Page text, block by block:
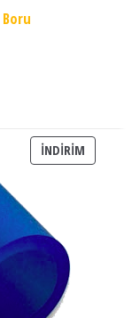
fiyat: ₺ 6.606,00.
İNDIRIM